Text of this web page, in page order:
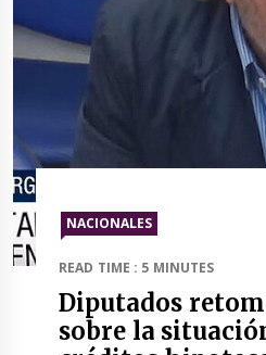
NACIONALES
READ TIME : 5 MINUTES
Diputados
sobre la